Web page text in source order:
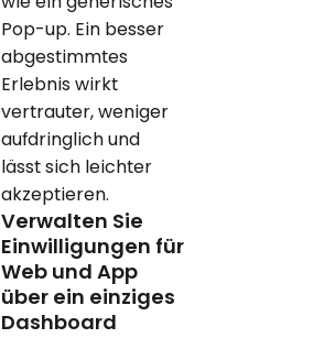
Pop-up. Ein besser
abgestimmtes
Erlebnis wirkt
vertrauter, weniger
aufdringlich und
lässt sich leichter
akzeptieren.
Verwalten Sie
Einwilligungen für
Web und App
über ein einziges
Dashboard